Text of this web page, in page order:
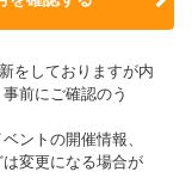
をしておりますが内
前にご確認のう
ントの開催情報、
変更になる場合が